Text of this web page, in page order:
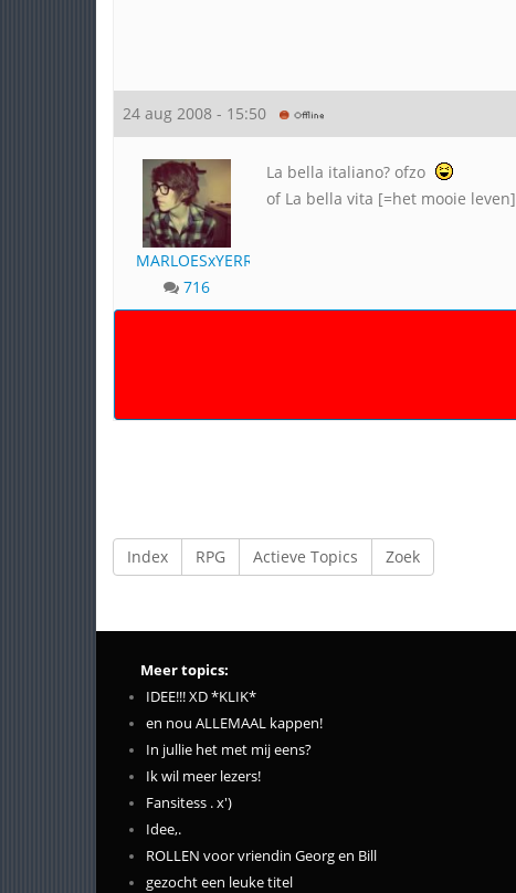
24 aug 2008 - 15:50
MARLOESxYERR
716
La bella italiano? ofzo
of La bella vita [=het mooie leven]
Index RPG Actieve Topics Zoek
Meer topics:
IDEE!!! XD *KLIK*
en nou ALLEMAAL kappen!
In jullie het met mij eens?
Ik wil meer lezers!
Fansitess . x')
Idee,.
ROLLEN voor vriendin Georg en Bill
gezocht een leuke titel